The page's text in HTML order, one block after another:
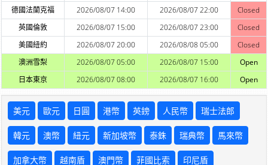
德國法蘭克福 2026/08/07 14:00 2026/08/07 22:00
Closed
英國倫敦
2026/08/07 15:00 2026/08/07 23:00
Closed
美國紐約
2026/08/07 20:00 2026/08/08 05:00
Closed
澳洲雪梨
2026/08/07 05:00 2026/08/07 15:00
Open
日本東京
2026/08/07 08:00 2026/08/07 16:00 Open
美元 歐元 日圓 港幣 英鎊 人民幣 瑞士法郎
韓元 澳幣 紐元 新加坡幣 泰銖 瑞典幣 馬來幣
加拿大幣 越南盾 澳門幣 菲國比索 印尼盾